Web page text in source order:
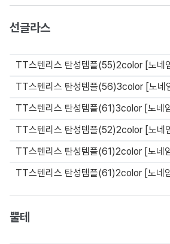
선글라스
TT스텐리스 탄성템플(55)2color [노네
TT스텐리스 탄성템플(56)3color [노네
TT스텐리스 탄성템플(61)3color [노네
TT스텐리스 탄성템플(52)2color [노네
TT스텐리스 탄성템플(61)2color [노네
TT스텐리스 탄성템플(61)2color [노네
뿔테